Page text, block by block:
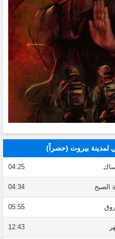
لمدينة بيروت (حصراً)
04:25
الصبح 04:34
05:55
12:43